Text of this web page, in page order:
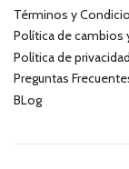
Términos y
Política de cambios
Política de privacidad
Preguntas
BLog